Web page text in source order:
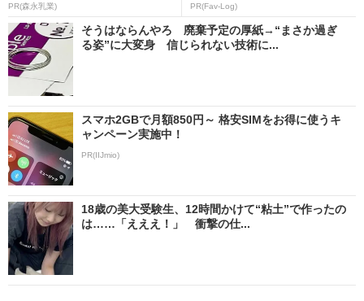
PR(森永乳業) PR(Fav-Log)
そうはならんやろ 廃棄予定の厚紙→“まさか過ぎ
る姿”に大変身 信じられない技術に...
スマホ2GBで月額850円～ 格安SIMをお得に使うキ
ャンペーン実施中！
PR(IIJmio)
18歳の美大受験生、12時間かけて“粘土”で作ったの
は……「えええ！」 衝撃の仕...